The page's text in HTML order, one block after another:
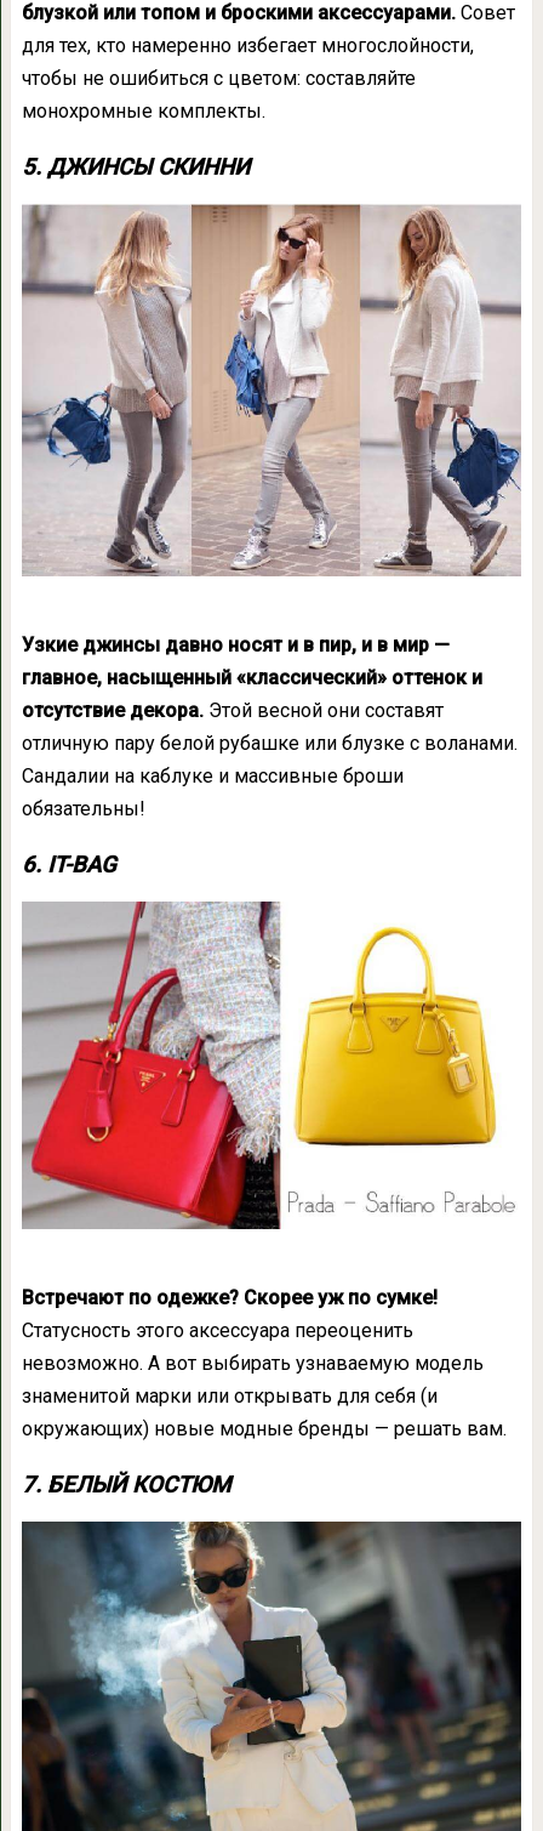
блузкой или топом и броскими аксессуарами. Совет
для тех, кто намеренно избегает многослойности,
чтобы не ошибиться с цветом: составляйте
монохромные комплекты.
5. ДЖИНСЫ СКИННИ
Узкие джинсы давно носят и в пир, и в мир —
главное, насыщенный «классический» оттенок и
отсутствие декора.Этой весной они составят
отличную пару белой рубашке или блузке с воланами.
Сандалии на каблуке и массивные броши
обязательны!
6. IT-BAG
Встречают по одежке? Скорее уж по сумке!
Статусность этого аксессуара переоценить
невозможно. А вот выбирать узнаваемую модель
знаменитой марки или открывать для себя (и
окружающих) новые модные бренды — решать вам.
7. БЕЛЫЙ КОСТЮМ